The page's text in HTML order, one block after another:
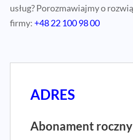
usług? Porozmawiajmy o
firmy:+48 22 100 98 00
ADRES
Abonament roczny